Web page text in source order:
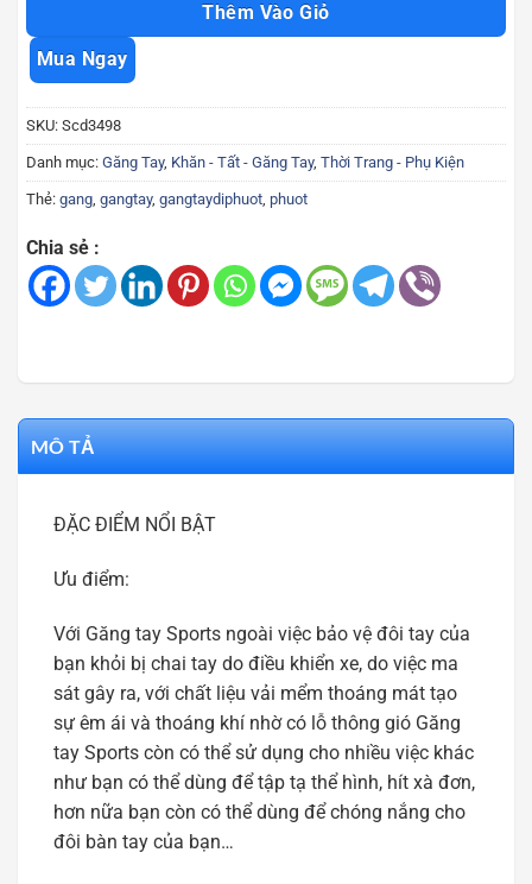
Thêm Vào Giỏ
Mua Ngay
SKU: Scd3498
Danh mục: Găng Tay, Khăn - Tất - Găng Tay, Thời Trang - Phụ Kiện
Thẻ: gang, gangtay, gangtaydiphuot, phuot
Chia sẻ :
MÔ TẢ
ĐẶC ĐIỂM NỔI BẬT
Ưu điểm:
Với Găng tay Sports ngoài việc bảo vệ đôi tay của
bạn khỏi bị chai tay do điều khiển xe, do việc ma
sát gây ra, với chất liệu vải mểm thoáng mát tạo
sự êm ái và thoáng khí nhờ có lỗ thông gió Găng
tay Sports còn có thể sử dụng cho nhiều việc khác
như bạn có thể dùng để tập tạ thể hình, hít xà đơn,
hơn nữa bạn còn có thể dùng để chóng nắng cho
đôi bàn tay của bạn…